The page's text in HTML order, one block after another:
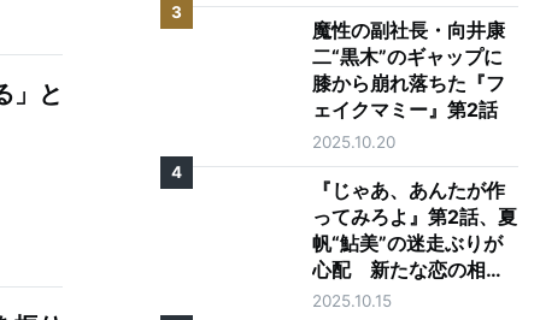
」と
3
魔性の副社長・向井康
二“黒木”のギャップに
膝から崩れ落ちた『フ
ェイクマミー』第2話
2025.10.20
4
『じゃあ、あんたが作
ってみろよ』第2話、夏
帆“鮎美”の迷走ぶりが
心配 新たな恋の相手
に「大丈夫そう？」の
2025.10.15